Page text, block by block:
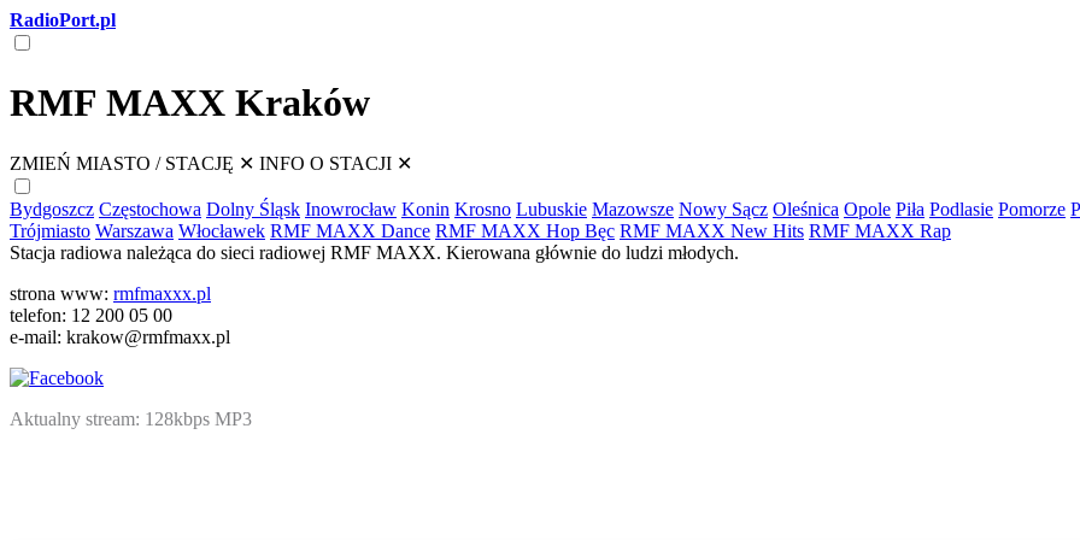
RadioPort.pl
RMF MAXX Kraków
ZMIEŃ MIASTO / STACJĘ ✕ INFO O STACJI ✕
Bydgoszcz Częstochowa Dolny Śląsk Inowrocław Konin Krosno Lubuskie Mazowsze Nowy Sącz Oleśnica Opole Piła Podlasie Pomorze
Trójmiasto Warszawa Włocławek RMF MAXX Dance RMF MAXX Hop Bęc RMF MAXX New Hits RMF MAXX Rap
Stacja radiowa należąca do sieci radiowej RMF MAXX. Kierowana głównie do ludzi młodych.
strona www: rmfmaxxx.pl
telefon: 12 200 05 00
e-mail: krakow@rmfmaxx.pl
Aktualny stream: 128kbps MP3